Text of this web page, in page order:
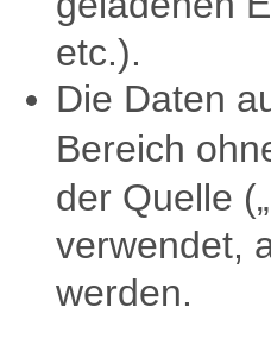
etc.).
Die Daten
Bereich
der Quelle
verwendet,
werden.